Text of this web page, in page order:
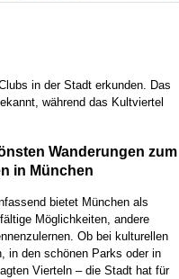
in der Stadt erkunden. Das
während das Kultviertel
Wanderungen zum
in München
bietet München als
Möglichkeiten, andere
Ob bei kulturellen
in den schönen Parks oder in
Vierteln – die Stadt hat für